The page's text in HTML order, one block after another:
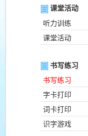
课堂活动
听力训练
课堂活动
书写练习
书写练习
字卡打印
词卡打印
识字游戏